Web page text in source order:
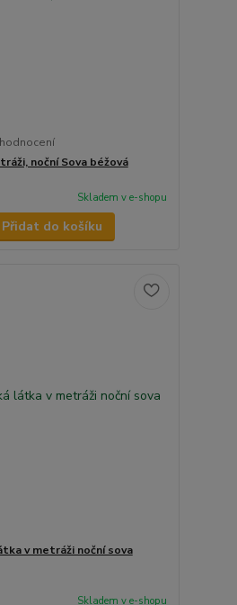
noční Sova béžová
Skladem v e-shopu
Přidat do košíku
v metráži noční sova
Skladem v e-shopu